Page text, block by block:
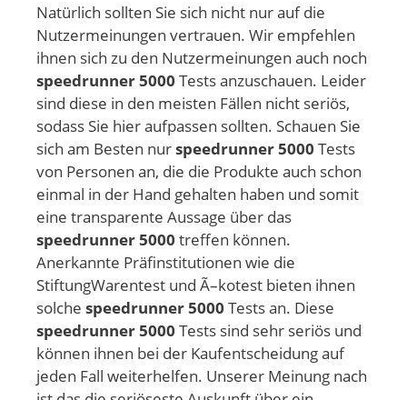
Natürlich sollten Sie sich nicht nur auf die
Nutzermeinungen vertrauen. Wir empfehlen
ihnen sich zu den Nutzermeinungen auch noch
speedrunner 5000 Tests anzuschauen. Leider
sind diese in den meisten Fällen nicht seriös,
sodass Sie hier aufpassen sollten. Schauen Sie
sich am Besten nurspeedrunner 5000 Tests
von Personen an, die die Produkte auch schon
einmal in der Hand gehalten haben und somit
eine transparente Aussage über das
speedrunner 5000 treffen können.
Anerkannte Präfinstitutionen wie die
StiftungWarentest und Ã–kotest bieten ihnen
solche speedrunner 5000 Tests an. Diese
speedrunner 5000 Tests sind sehr seriös und
können ihnen bei der Kaufentscheidung auf
jeden Fall weiterhelfen. Unserer Meinung nach